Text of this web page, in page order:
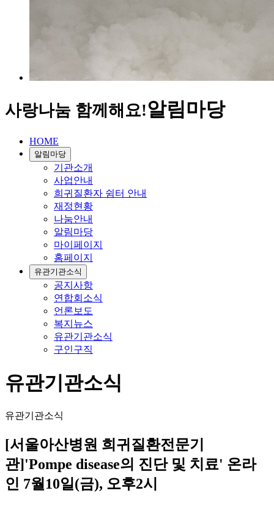
사랑나눔 함께해요!알림마당
HOME
알림마당
기관소개
사업안내
희귀질환자 쉼터 안내
재정현황
나눔안내
알림마당
마이페이지
홈페이지
유관기관소식
공지사항
연합회소식
언론보도
복지뉴스
유관기관소식
구인구직
유관기관소식
유관기관소식
[서울아산병원 희귀질환전문기
관]'Pompe disease의 진단 및 치료' 온라
인 7월10일(금), 오후2시